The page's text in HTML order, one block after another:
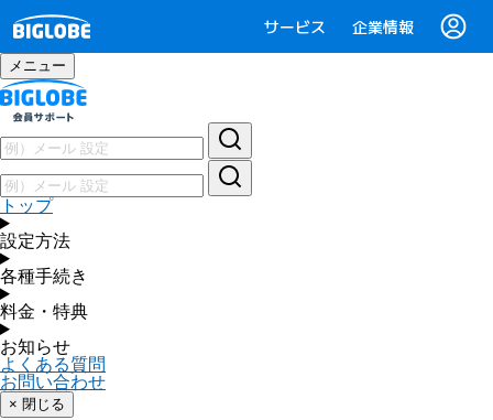
サービス 企業情報
メニュー
トップ
設定方法
各種手続き
料金・特典
お知らせ
よくある質問
お問い合わせ
× 閉じる